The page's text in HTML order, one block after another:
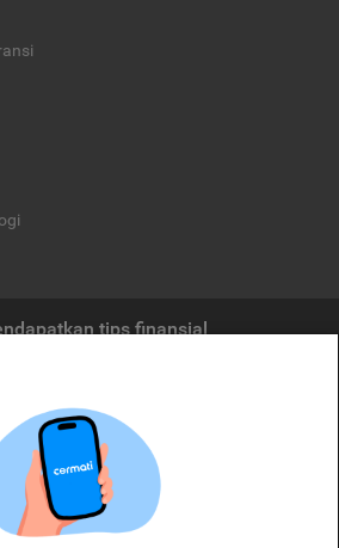
tips finansial
agregasi jasa keuangan yang terdaftar di
dan/atau layanan jasa keuangan yang
produk dan/atau layanan jasa keuangan yang
Cermati tidak bertanggung jawab atas tuntutan